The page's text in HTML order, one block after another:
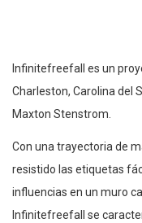
Infinitefreefall es un
Charleston, Carolina del
Maxton Stenstrom.
Con una trayectoria de
resistido las etiquetas
influencias en un muro
Infinitefreefall se